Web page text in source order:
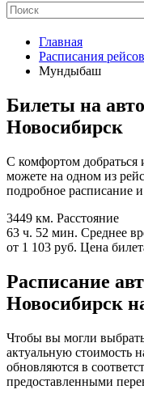
Главная
Расписания
Мундыбаш
Билеты на
Новосибирск
С комфортом
можете на одном из
подробное расписание
3449 км. Расстояние
63 ч. 52 мин. Среднее
от 1 103 руб. Цена
Расписание
Новосибирск
Чтобы вы могли
актуальную стоимость
обновляются в
предоставленными